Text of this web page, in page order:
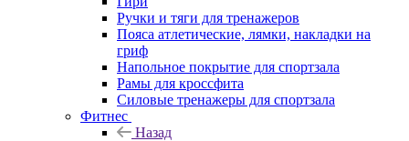
Ручки и тяги для тренажеров
Пояса атлетические, лямки, накладки на
гриф
Напольное покрытие для спортзала
Рамы для кроссфита
Силовые тренажеры для спортзала
Фитнес
Назад